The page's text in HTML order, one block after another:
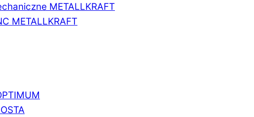
METALLKRAFT
METALLKRAFT